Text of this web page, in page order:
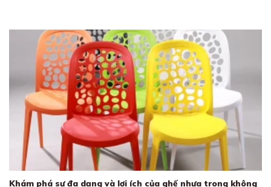
Khám phá sự đa dạng và lợi ích của ghế nhựa trong không